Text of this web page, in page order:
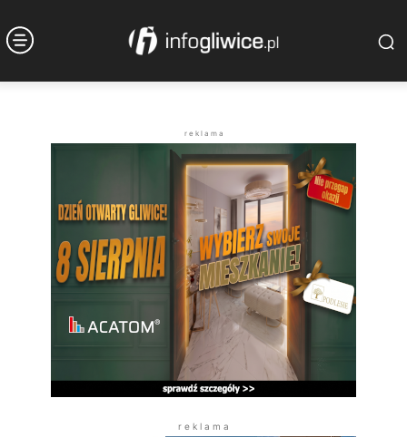
r e k l a m a
r e k l a m a